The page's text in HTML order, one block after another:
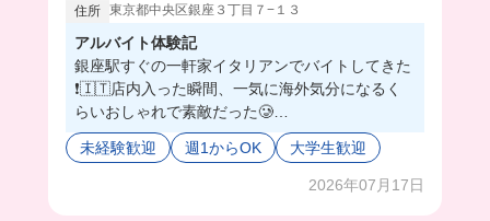
住所 東京都中央区銀座３丁目７−１３
アルバイト体験記
銀座駅すぐの一軒家イタリアンでバイトしてきた
❗️🇮🇹店内入った瞬間、一気に海外気分になるく
らいおしゃれで素敵だった🥲
年上のスタッフさんが多いから、なんでも優しく
教えてくれてアットホームで温かいから居心地よ
未経験歓迎 週1からOK 大学生歓迎
2026年07月17日